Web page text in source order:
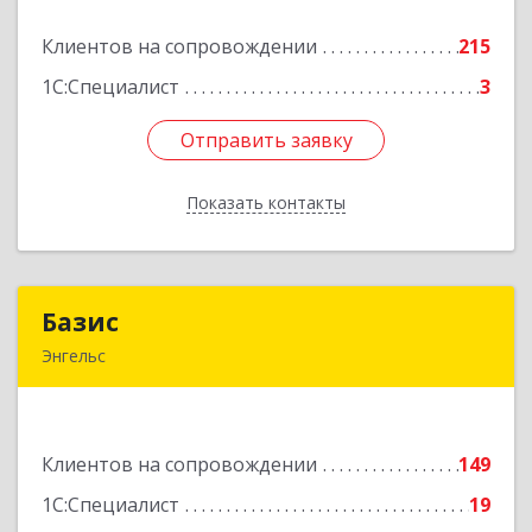
Клиентов на сопровождении
215
1С:Специалист
3
Отправить заявку
Показать контакты
Подробнее
Отправить заявку
Назад
Базис
Энгельс
Клиентов на сопровождении
149
1С:Специалист
19
Подробнее